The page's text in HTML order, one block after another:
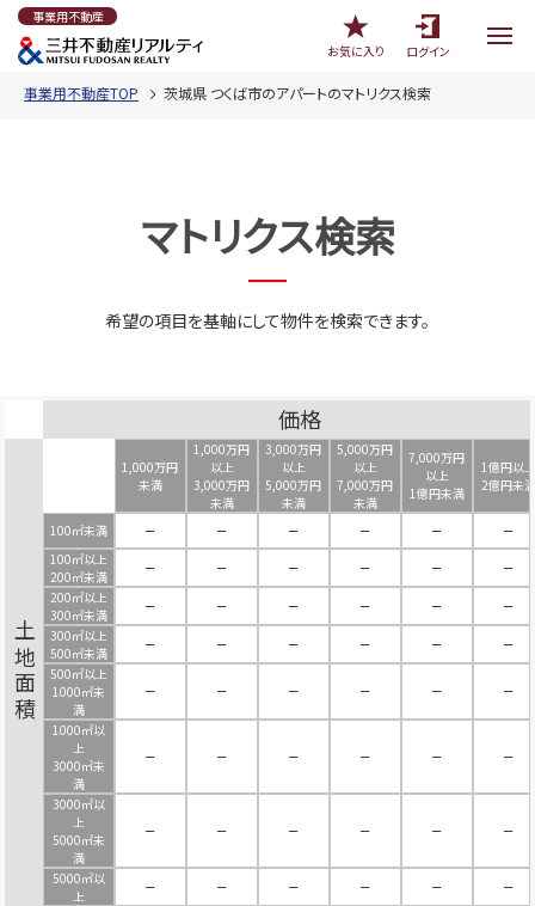
事業用不動産
お気に入り
ログイン
事業用不動産TOP 茨城県 つくば市のアパートのマトリクス検索
マトリクス検索
希望の項目を基軸にして物件を検索できます。
価格
土地面積
1,000万円
未満
1,000万円
以上
3,000万円
未満
3,000万円
以上
5,000万円
未満
5,000万円
以上
7,000万円
未満
7,000万円
以上
1億円未満
1億円以上
2億円未満
100㎡未満 － － － － －
－
100㎡以上
200㎡未満
－ － － － －
－
200㎡以上
300㎡未満
－ － － － －
－
300㎡以上
500㎡未満
－ － － － －
－
500㎡以上
1000㎡未
満
－ － － － － －
1000㎡以
上
3000㎡未
満
－ － － － － －
3000㎡以
上
5000㎡未
満
－ － － － － －
5000㎡以
上
－ － － － － －